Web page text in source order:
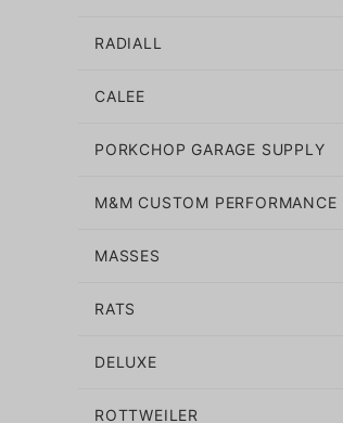
RADIALL
CALEE
PORKCHOP GARAGE SUPPLY
M&M CUSTOM PERFORMANCE
MASSES
RATS
DELUXE
ROTTWEILER